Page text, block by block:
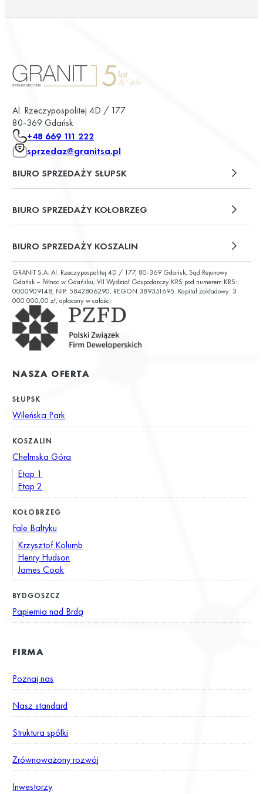
Al. Rzeczypospolitej 4D / 177
80-369 Gdańsk
+48 669 111 222
sprzedaz@granitsa.pl
BIURO SPRZEDAŻY SŁUPSK
plac Władysława Broniewskiego 13/u2
BIURO SPRZEDAŻY KOŁOBRZEG
ul. Św. Wojciecha 6
BIURO SPRZEDAŻY KOSZALIN
ul. Chałubińskiego 9
GRANIT S.A. Al. Rzeczypospolitej 4D / 177, 80-369 Gdańsk, Sąd Rejonowy
Gdańsk – Północ w Gdańsku, VII Wydział Gospodarczy KRS pod numerem KRS:
0000909148, NIP: 5842806290, REGON:389351695. Kapitał zakładowy: 3
000 000,00 zł, opłacony w całości
NASZA OFERTA
SŁUPSK
Wileńska Park
KOSZALIN
Chełmska Góra
Etap 1
Etap 2
KOŁOBRZEG
Fale Bałtyku
Krzysztof Kolumb
Henry Hudson
James Cook
BYDGOSZCZ
Papiernia nad Brdą
FIRMA
Poznaj nas
Nasz standard
Struktura spółki
Zrównoważony rozwój
Inwestorzy